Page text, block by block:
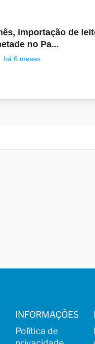
importação de
no Pa...
há 6 meses
INFORMAÇÕES
Política de